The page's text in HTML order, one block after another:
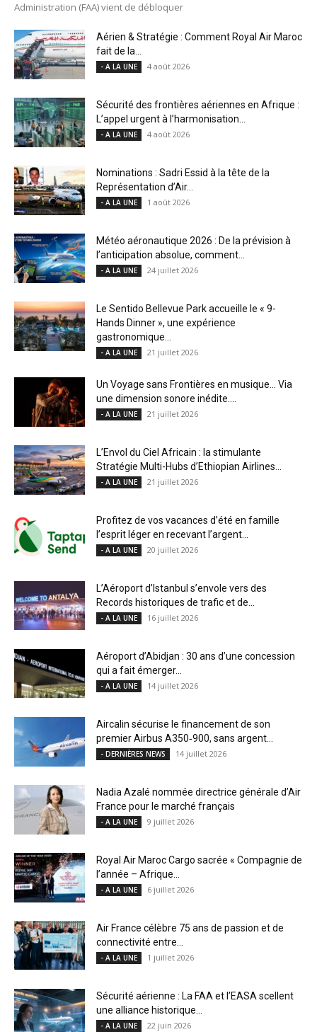
Administration (FAA) vient de débloquer
Aérien & Stratégie : Comment Royal Air Maroc
fait de la...
- A LA UNE 4 août 2026
Sécurité des frontières aériennes en Afrique :
L’appel urgent à l’harmonisation...
- A LA UNE 4 août 2026
Nominations : Sadri Essid à la tête de la
Représentation d’Air...
- A LA UNE 1 août 2026
Météo aéronautique 2026 : De la prévision à
l’anticipation absolue, comment...
- A LA UNE 24 juillet 2026
Le Sentido Bellevue Park accueille le « 9-
Hands Dinner », une expérience
gastronomique...
- A LA UNE 21 juillet 2026
Un Voyage sans Frontières en musique… Via
une dimension sonore inédite....
- A LA UNE 21 juillet 2026
L’Envol du Ciel Africain : la stimulante
Stratégie Multi-Hubs d’Ethiopian Airlines...
- A LA UNE 21 juillet 2026
Profitez de vos vacances d’été en famille
l’esprit léger en recevant l’argent...
- A LA UNE 20 juillet 2026
L’Aéroport d’Istanbul s’envole vers des
Records historiques de trafic et de...
- A LA UNE 16 juillet 2026
Aéroport d’Abidjan : 30 ans d’une concession
qui a fait émerger...
- A LA UNE 14 juillet 2026
Aircalin sécurise le financement de son
premier Airbus A350‑900, sans argent...
- DERNIÈRES NEWS 14 juillet 2026
Nadia Azalé nommée directrice générale d’Air
France pour le marché français
- A LA UNE 9 juillet 2026
Royal Air Maroc Cargo sacrée « Compagnie de
l’année – Afrique...
- A LA UNE 6 juillet 2026
Air France célèbre 75 ans de passion et de
connectivité entre...
- A LA UNE 1 juillet 2026
Sécurité aérienne : La FAA et l’EASA scellent
une alliance historique...
- A LA UNE 22 juin 2026